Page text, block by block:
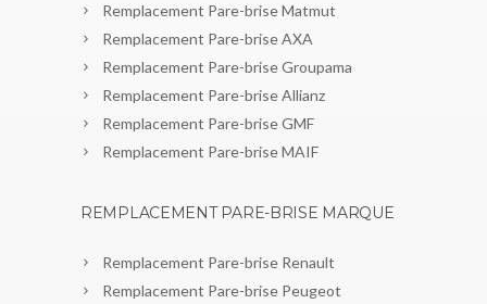
Remplacement Pare-brise Matmut
Remplacement Pare-brise AXA
Remplacement Pare-brise Groupama
Remplacement Pare-brise Allianz
Remplacement Pare-brise GMF
Remplacement Pare-brise MAIF
REMPLACEMENT PARE-BRISE MARQUE
Remplacement Pare-brise Renault
Remplacement Pare-brise Peugeot